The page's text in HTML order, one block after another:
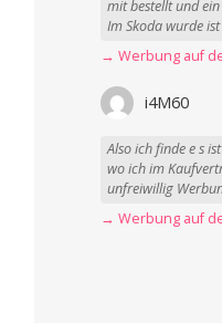
mit bestellt und
Im Skoda wurde
i4M60
Also ich finde e s
wo ich im
unfreiwillig